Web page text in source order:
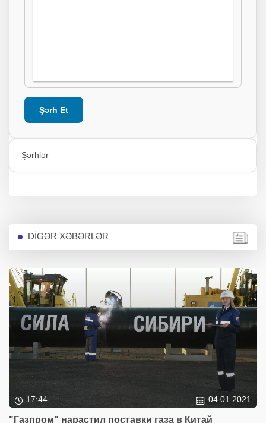
Şərh Et
Şərhlər
DİGƏR XƏBƏRLƏR
17:44 04 01 2021
"Газпром" нарастил поставки газа в Китай